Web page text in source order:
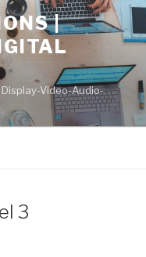
|
Video-Audio-
3